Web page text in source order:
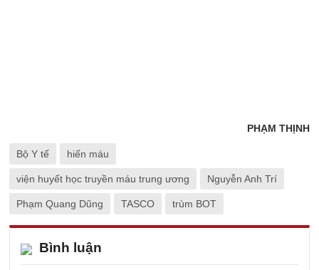
PHẠM THỊNH
Bộ Y tế hiến máu
viện huyết học truyền máu trung ương Nguyễn Anh Trí
Phạm Quang Dũng TASCO trùm BOT
Bình luận